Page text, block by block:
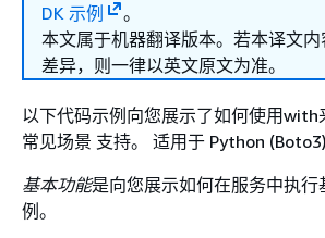
DK 示例
。
本文属于机器翻译版本。若本译文
差异，则一律以英文原文为准。
以下代码示例向您展示了如何使用with
常见场景 支持。 适用于 Python
基本功能是向您展示如何在服务中执行
例。